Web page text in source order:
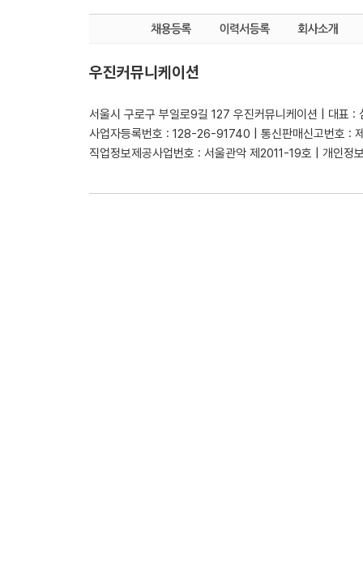
우진커뮤니케이션
서울시 구로구 부일로9길 127 우진커뮤니케이션 | 대표 :
사업자등록번호 : 128-26-91740 | 통신판매신고번호 :
직업정보제공사업번호 : 서울관악 제2011-19호 | 개인정